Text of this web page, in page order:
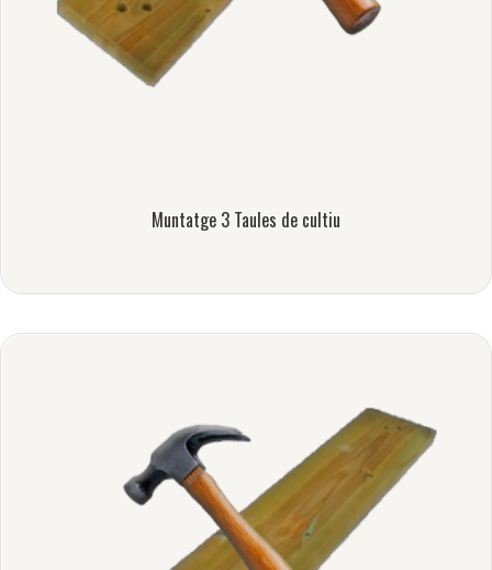
Muntatge 3 Taules de cultiu